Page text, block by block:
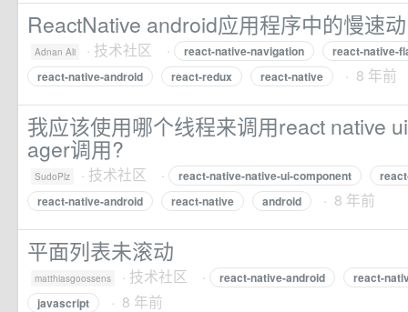
ReactNative android应用程序中的慢速
Adnan Ali · 技术社区 · react-native-navigation
react-native-
react-native-android
react-redux react-native · 8 年前
我应该使用哪个线程来调用react native
ager调用?
SudoPlz · 技术社区 · react-native-native-ui-component
react-native-android
react-native android · 8 年前
平面列表未滚动
matthiasgoossens · 技术社区 · react-native-android
react-
javascript
· 8 年前